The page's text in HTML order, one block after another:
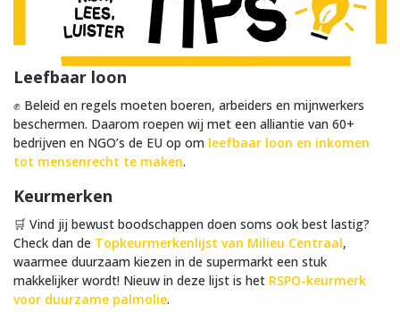
Leefbaar loon
✊ Beleid en regels moeten boeren, arbeiders en mijnwerkers
beschermen. Daarom roepen wij met een alliantie van 60+
bedrijven en NGO’s de EU op om leefbaar loon en inkomen
tot mensenrecht te maken.
Keurmerken
🛒 Vind jij bewust boodschappen doen soms ook best lastig?
Check dan de Topkeurmerkenlijst van Milieu Centraal,
waarmee duurzaam kiezen in de supermarkt een stuk
makkelijker wordt! Nieuw in deze lijst is het RSPO-keurmerk
voor duurzame palmolie.